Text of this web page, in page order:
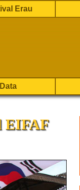
Erau
Data
EIFAF